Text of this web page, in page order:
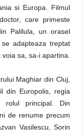
si Europa. Filmul
care primeste
Palilula, un orasel
adapteaza treptat
sa, sa-i apartina.
Maghiar din Cluj,
din Europolis, regia
principal. Din
de renume precum
Vasilescu, Sorin